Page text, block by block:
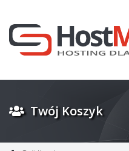
Twój Koszyk